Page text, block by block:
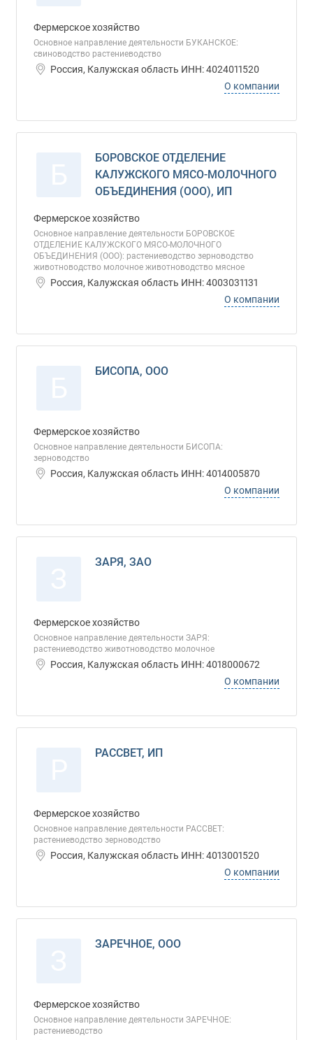
Фермерское хозяйство
Основное направление деятельности БУКАНСКОЕ:
свиноводство растениеводство
Россия, Калужская область ИНН: 4024011520
О компании
БОРОВСКОЕ ОТДЕЛЕНИЕ
КАЛУЖСКОГО МЯСО-МОЛОЧНОГО
ОБЪЕДИНЕНИЯ (ООО), ИП
Фермерское хозяйство
Основное направление деятельности БОРОВСКОЕ
ОТДЕЛЕНИЕ КАЛУЖСКОГО МЯСО-МОЛОЧНОГО
ОБЪЕДИНЕНИЯ (ООО): растениеводство зерноводство
животноводство молочное животноводство мясное
Россия, Калужская область ИНН: 4003031131
О компании
БИСОПА, ООО
Фермерское хозяйство
Основное направление деятельности БИСОПА:
зерноводство
Россия, Калужская область ИНН: 4014005870
О компании
ЗАРЯ, ЗАО
Фермерское хозяйство
Основное направление деятельности ЗАРЯ:
растениеводство животноводство молочное
Россия, Калужская область ИНН: 4018000672
О компании
РАССВЕТ, ИП
Фермерское хозяйство
Основное направление деятельности РАССВЕТ:
растениеводство зерноводство
Россия, Калужская область ИНН: 4013001520
О компании
ЗАРЕЧНОЕ, ООО
Фермерское хозяйство
Основное направление деятельности ЗАРЕЧНОЕ:
растениеводство